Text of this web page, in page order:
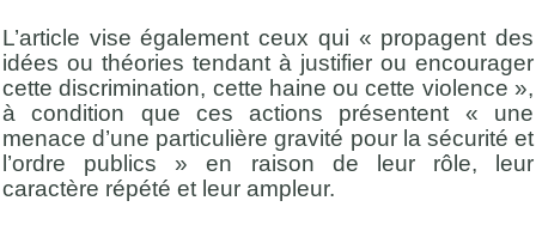
L’article vise également ceux qui « propagent des
idées ou théories tendant à justifier ou encourager
cette discrimination, cette haine ou cette violence »,
à condition que ces actions présentent « une
menace d’une particulière gravité pour la sécurité et
l’ordre publics » en raison de leur rôle, leur
caractère répété et leur ampleur.